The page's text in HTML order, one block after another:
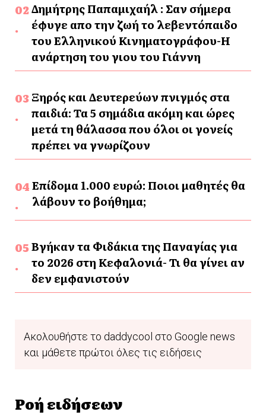
Δημήτρης Παπαμιχαήλ : Σαν σήμερα
έφυγε απο την ζωή το λεβεντόπαιδο
του Ελληνικού Κινηματογράφου-Η
ανάρτηση του γιου του Γιάννη
Ξηρός και Δευτερεύων πνιγμός στα
παιδιά: Τα 5 σημάδια ακόμη και ώρες
μετά τη θάλασσα που όλοι οι γονείς
πρέπει να γνωρίζουν
Επίδομα 1.000 ευρώ: Ποιοι μαθητές θα
λάβουν το βοήθημα;
Βγήκαν τα Φιδάκια της Παναγίας για
το 2026 στη Κεφαλονιά- Τι θα γίνει αν
δεν εμφανιστούν
Ακολουθήστε το daddycool στο Google news
και μάθετε πρώτοι όλες τις ειδήσεις
Ροή ειδήσεων